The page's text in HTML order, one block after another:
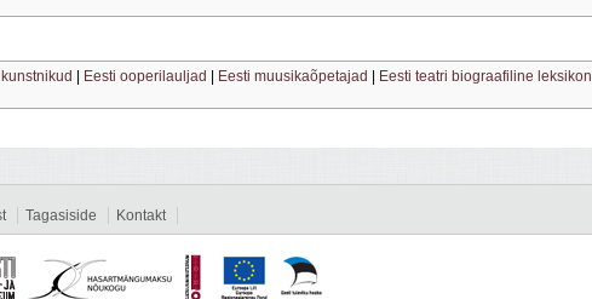
Eesti ooperilauljad Eesti muusikaõpetajad Eesti teatri biograafiline leksikon
Tagasiside Kontakt